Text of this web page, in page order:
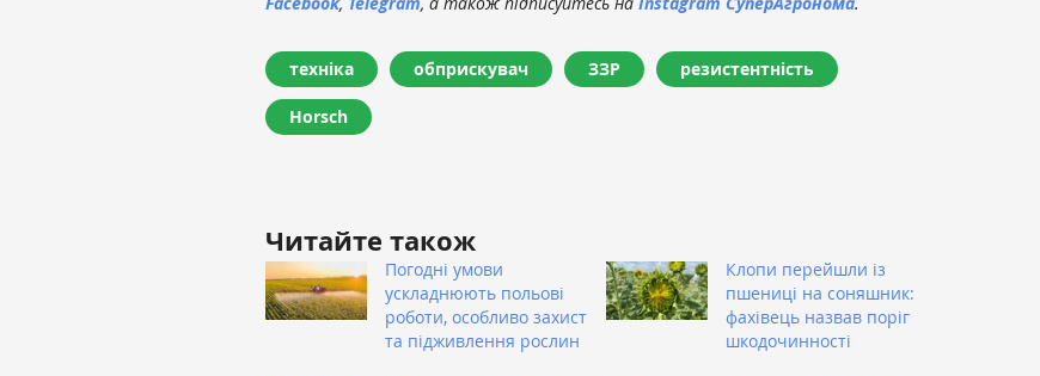
техніка обприскувач ЗЗР резистентність
Horsch
Читайте також
Погодні умови
ускладнюють польові
роботи, особливо захист
та підживлення рослин
Клопи перейшли із
пшениці на соняшник:
фахівець назвав поріг
шкодочинності